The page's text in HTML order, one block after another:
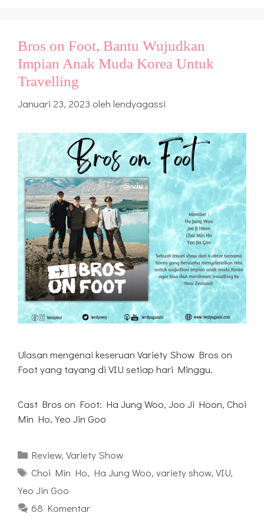
Bros on Foot, Bantu Wujudkan
Impian Anak Muda Korea Untuk
Travelling
Januari 23, 2023 oleh lendyagassi
Ulasan mengenai keseruan Variety Show Bros on
Foot yang tayang di VIU setiap hari Minggu.
Cast Bros on Foot: Ha Jung Woo, Joo Ji Hoon, Choi
Min Ho, Yeo Jin Goo
Kategori
Review,Variety Show
Tag
Choi Min Ho, Ha Jung Woo,variety show,VIU,
Yeo Jin Goo
68 Komentar